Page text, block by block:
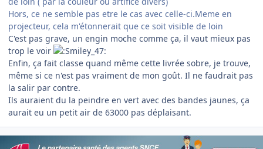
Hors, ce ne semble pas etre le cas avec celle-ci.Meme en
projecteur, cela m'étonnerait que ce soit visible de loin
C'est pas grave, un engin moche comme ça, il vaut mieux pas
trop le voir
Enfin, ça fait classe quand même cette livrée sobre, je trouve,
même si ce n'est pas vraiment de mon goût. Il ne faudrait pas
la salir par contre.
Ils auraient du la peindre en vert avec des bandes jaunes, ça
aurait eu un petit air de 63000 pas déplaisant.